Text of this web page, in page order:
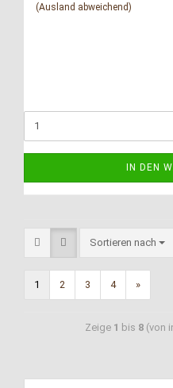
(Ausland abweichend)
IN DEN
Sortieren nach
1 2 3 4 »
Zeige 1 bis 8 (von